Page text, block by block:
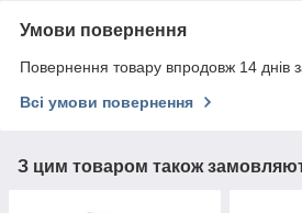
Умови повернення
Повернення товару впродовж 14 днів
Всі умови повернення
З цим товаром також